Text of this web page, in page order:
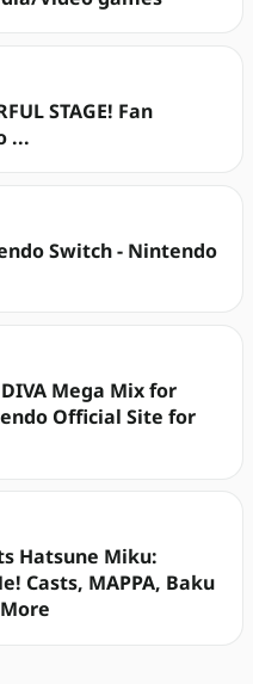
STAGE! Fan
...
Switch - Nintendo
Mega Mix for
Official Site for
Hatsune Miku:
Casts, MAPPA, Baku